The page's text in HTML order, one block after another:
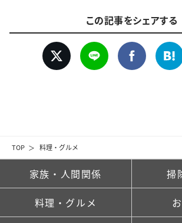
TOP 料理・グルメ
この記事をシェアする
家族・人間関係 掃
料理・グルメ